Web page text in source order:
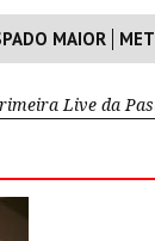
MAIOR
Live da